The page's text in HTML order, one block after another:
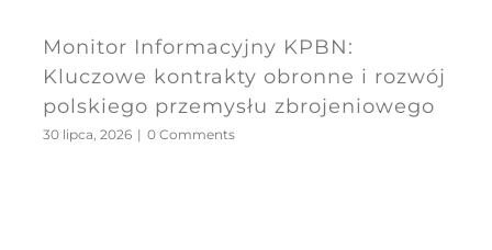
Monitor Informacyjny KPBN:
Kluczowe kontrakty obronne i rozwój
polskiego przemysłu zbrojeniowego
30 lipca, 2026 | 0 Comments